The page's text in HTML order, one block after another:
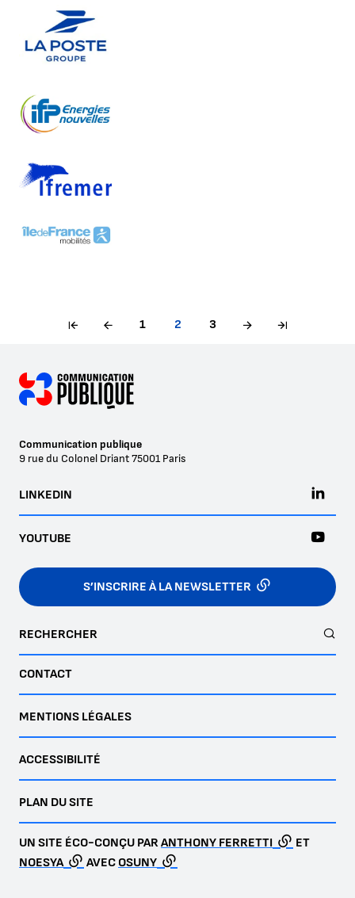
1 2 3
Communication publique
9 rue du Colonel Driant75001 Paris
S’INSCRIRE À LA NEWSLETTER
LINKEDIN
YOUTUBE
RECHERCHER
CONTACT
MENTIONS LÉGALES
ACCESSIBILITÉ
PLAN DU SITE
UN SITE ÉCO-CONÇU PARANTHONY FERRETTI
ET
NOESYA
AVEC OSUNY